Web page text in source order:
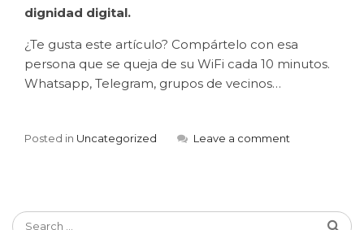
dignidad digital.
¿Te gusta este artículo? Compártelo con esa
persona que se queja de su WiFi cada 10 minutos.
Whatsapp, Telegram, grupos de vecinos…
Posted in Uncategorized Leave a comment